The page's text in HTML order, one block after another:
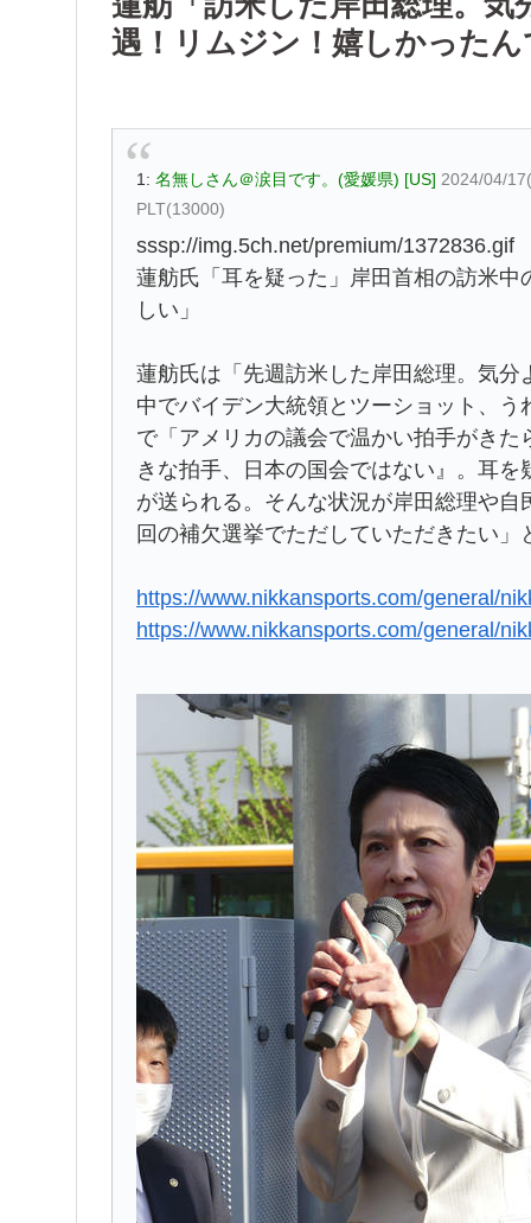
遇！リムジン！嬉しかった
1: 名無しさん＠涙目です。(愛媛県) [US] 2024/04/
PLT(13000)
sssp://img.5ch.net/premium/1372836.gif
蓮舫氏「耳を疑った」岸田首相の訪米
しい」
蓮舫氏は「先週訪米した岸田総理。気
中でバイデン大統領とツーショット、
で「アメリカの議会で温かい拍手がき
きな拍手、日本の国会ではない』。耳
が送られる。そんな状況が岸田総理や
回の補欠選挙でただしていただきたい」
https://www.nikkansports.com/general/
https://www.nikkansports.com/general/